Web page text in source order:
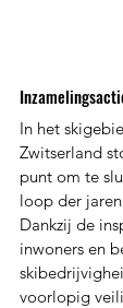
In het
Zwitserland
punt om te
loop der
Dankzij de
inwoners en
voorlopig